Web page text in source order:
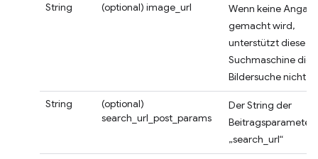
String (optional) image_url
Wenn keine
gemacht wird,
unterstützt diese
Suchmaschine die
Bildersuche nicht.
String
(optional)
search_url_post_params
Der String der
Beitragsparameter
„search_url“